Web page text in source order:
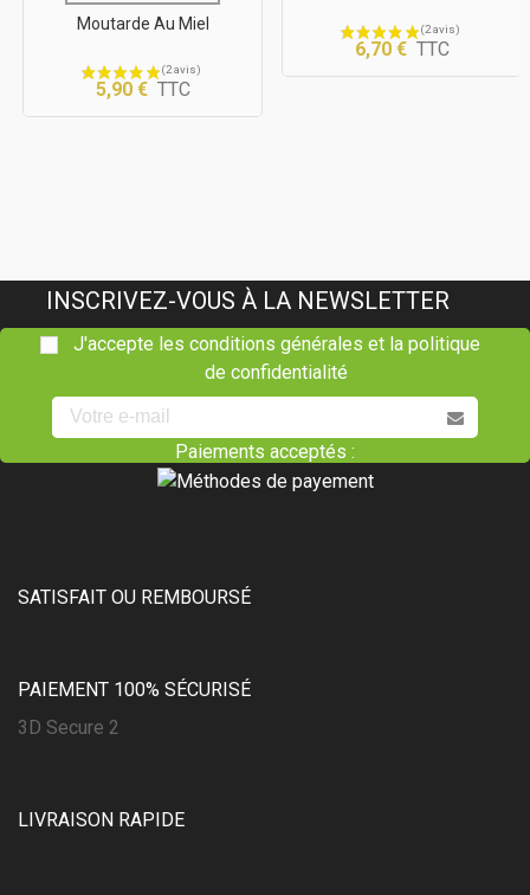
Moutarde Au Miel
5,90 € TTC
6,70 € TTC
INSCRIVEZ-VOUS À LA NEWSLETTER
J'accepte les conditions générales et la politique
de confidentialité
Paiements acceptés :
SATISFAIT OU REMBOURSÉ
PAIEMENT 100% SÉCURISÉ
3D Secure 2
LIVRAISON RAPIDE